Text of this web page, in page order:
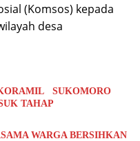
(Komsos) kepada
desa
SUKOMORO
TAHAP
WARGA BERSIHKAN